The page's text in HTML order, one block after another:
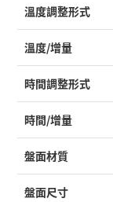
溫度調整形式
溫度/增量
時間調整形式
時間/增量
盤面材質
盤面尺寸